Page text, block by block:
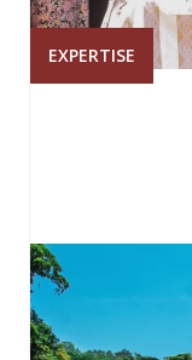
EXPERTISE